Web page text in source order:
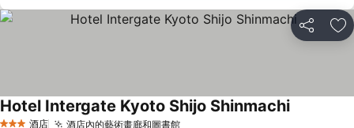
分享 放
酒店 酒店內的藝術畫廊和圖書館
Hotel Intergate Kyoto Shijo Shinmachi查看價格